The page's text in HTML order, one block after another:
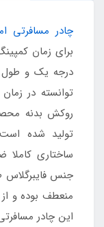
چادر مسافرتی
برای زمان
درجه یک و طول
توانسته در
روکش بدنه
تولید شده
ساختاری
جنس فایبرگلاس
منعطف بوده و از
این چادر